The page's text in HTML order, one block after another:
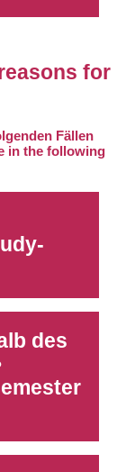
for
Fällen
in the following
des